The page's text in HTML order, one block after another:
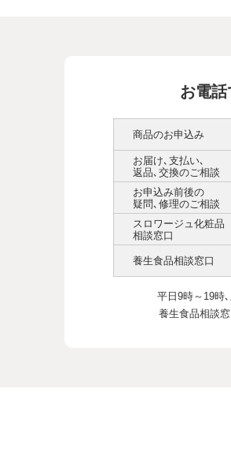
お電
商品のお申込み
お届け､支払い､
返品､交換のご相談
お申込み前後の
疑問､修理のご相談
スロワージュ化粧品
相談窓口
養生食品相談窓口
平日9時～19時
養生食品相談窓